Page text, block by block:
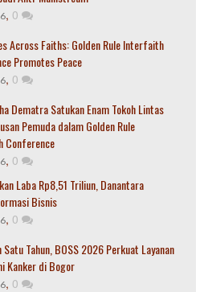
, 0
Across Faiths: Golden Rule Interfaith
Promotes Peace
, 0
Dematra Satukan Enam Tokoh Lintas
Pemuda dalam Golden Rule
Conference
, 0
Laba Rp8,51 Triliun, Danantara
Bisnis
, 0
Satu Tahun, BOSS 2026 Perkuat Layanan
Kanker di Bogor
, 0